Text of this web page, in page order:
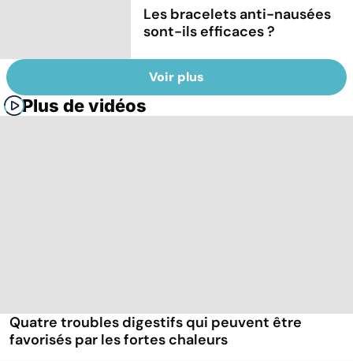
Les bracelets anti-nausées
sont-ils efficaces ?
Voir plus
Plus de vidéos
Quatre troubles digestifs qui peuvent être
favorisés par les fortes chaleurs